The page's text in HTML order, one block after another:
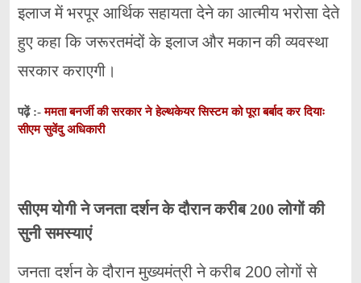
इलाज में भरपूर आर्थिक सहायता देने का आत्मीय भरोसा देते
हुए कहा कि जरूरतमंदों के इलाज और मकान की व्यवस्था
सरकार कराएगी।
पढ़ें :-ममता बनर्जी की सरकार ने हेल्थकेयर सिस्टम को पूरा बर्बाद कर दियाः
सीएम सुवेंदु अधिकारी
सीएम योगी ने जनता दर्शन के दौरान करीब 200 लोगों की
सुनी समस्याएं
जनता दर्शन के दौरान मुख्यमंत्री ने करीब 200 लोगों से